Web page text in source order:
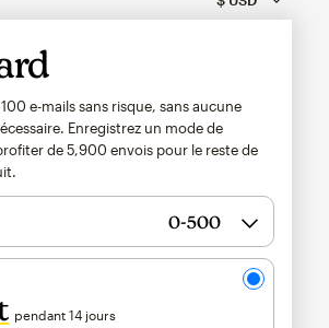
100 e-mails sans risque, sans aucune
Enregistrez un mode de
de5,900 envois pour le reste de
pendant 14 jours